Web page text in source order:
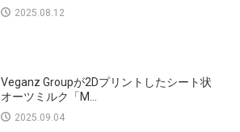
2025.08.12
Veganz Groupが2Dプリントしたシート状
オーツミルク「M...
2025.09.04